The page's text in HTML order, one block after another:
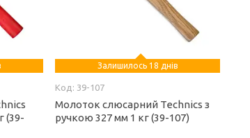
(39-
Залишилось 18 днів
39-107
Молоток слюсарний Technics з
ручкою 327 мм 1 кг (39-107)